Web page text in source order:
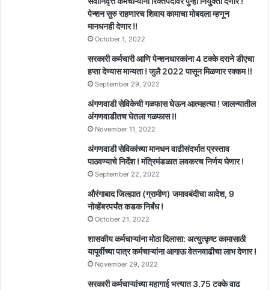
पेन्शन सुरु राहणारच शिवाय कामाचा मोबदला म्हणून
मानधनही देणार !!
October 1, 2022
सरकारी कर्मचारी आणि पेन्शनधारकांना 4 टक्के दराने डीएचा
हप्ता देण्यास मान्यता ! जुलै 2022 पासून मिळणार रक्कम !!
September 29, 2022
अंगणवाडी सेविकेची गळफास घेऊन आत्महत्या ! जालन्यातील
अंगणवाडीतच घेतला गळफास !!
November 11, 2022
अंगणवाडी सेविकांच्या मानधन वाढीसंदर्भात प्रस्ताव
पाठवण्याचे निर्देश ! मंत्रिमंडळात लवकरच निर्णय घेणार !
September 22, 2022
औरंगाबाद जिल्ह्यात (ग्रामीण) जमावबंदीचा आदेश, 9
नोव्हेंबरपर्यंत कडक निर्बंध !
October 21, 2022
शासकीय कर्मचाऱ्यांना मोठा दिलासा: अत्युत्कृष्ट कामासाठी
यापूर्वीच्या पात्र कर्मचाऱ्यांना आगाऊ वेतनवाढीचा लाभ देणार !
November 29, 2022
सरकारी कर्मचाऱ्यांच्या महागाई भत्त्यात 3.75 टक्के वाढ